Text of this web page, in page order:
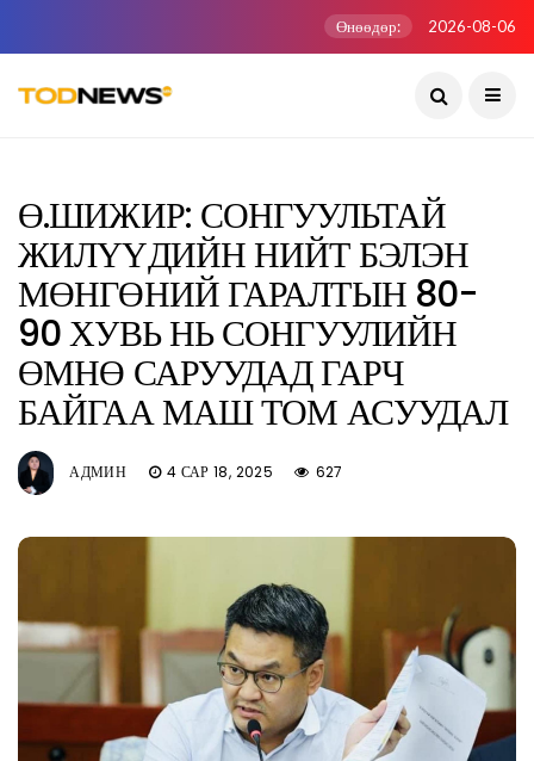
Өнөөдөр: 2026-08-06
Ө.ШИЖИР: СОНГУУЛЬТАЙ
ЖИЛҮҮДИЙН НИЙТ БЭЛЭН
МӨНГӨНИЙ ГАРАЛТЫН 80-
90 ХУВЬ НЬ СОНГУУЛИЙН
ӨМНӨ САРУУДАД ГАРЧ
БАЙГАА МАШ ТОМ АСУУДАЛ
АДМИН 4 САР 18, 2025 627